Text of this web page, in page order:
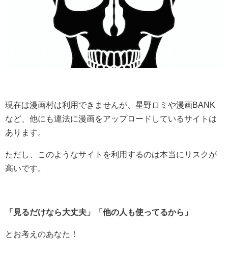
現在は漫画村は利用できませんが、星野ロミや漫画BANK
など、他にも違法に漫画をアップロードしているサイトは
あります。
ただし、このようなサイトを利用するのは本当にリスクが
高いです。
「見るだけなら大丈夫」「他の人も使ってるから」
とお考えのあなた！